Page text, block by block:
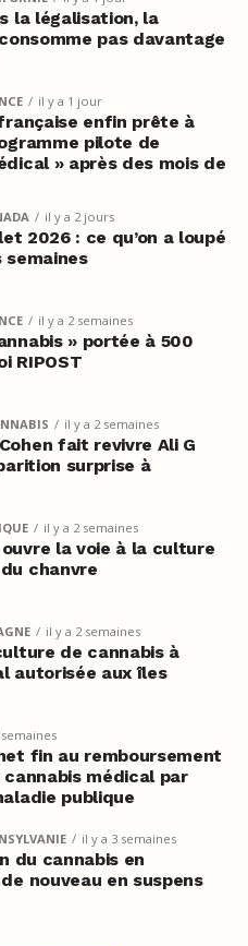
la légalisation, la
pas davantage
il y a 1 jour
enfin prête à
pilote de
» après des mois de
il y a 2 jours
2026 : ce qu’on a loupé
semaines
il y a 2 semaines
» portée à 500
RIPOST
il y a 2 semaines
fait revivre Ali G
surprise à
il y a 2 semaines
la voie à la culture
chanvre
il y a 2 semaines
de cannabis à
autorisée aux îles
fin au remboursement
médical par
publique
il y a 3 semaines
du cannabis en
nouveau en suspens